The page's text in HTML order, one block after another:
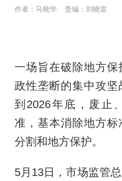
作者：马晓华 责编：刘晓雷
一场旨在破除地方
政性垄断的集中攻
到2026年底，废止
准，基本消除地方
分割和地方保护。
5月13日，市场监管